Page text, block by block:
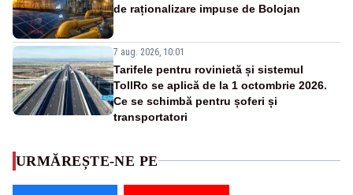
de raționalizare impuse de Bolojan
7 aug. 2026, 10:01
Tarifele pentru rovinietă și sistemul
TollRo se aplică de la 1 octombrie 2026.
Ce se schimbă pentru șoferi și
transportatori
URMĂREȘTE-NE PE